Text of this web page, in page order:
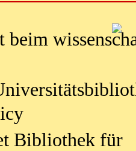
Bibliothek für